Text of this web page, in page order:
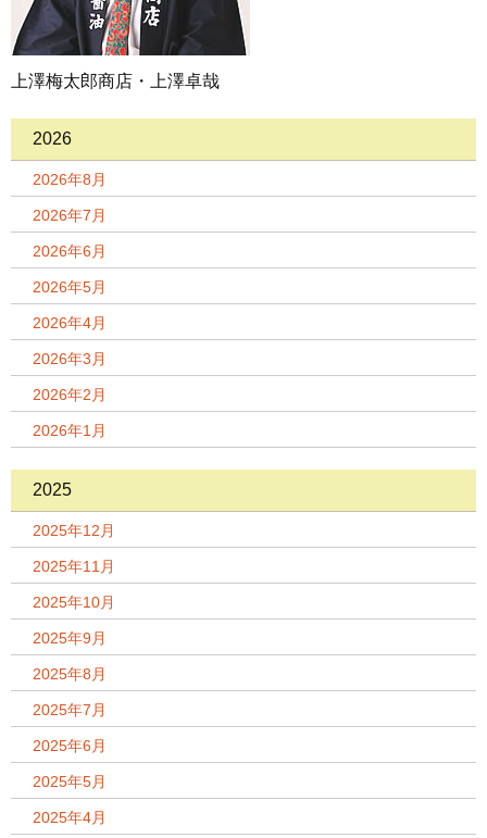
上澤梅太郎商店・上澤卓哉
2026
2026年8月
2026年7月
2026年6月
2026年5月
2026年4月
2026年3月
2026年2月
2026年1月
2025
2025年12月
2025年11月
2025年10月
2025年9月
2025年8月
2025年7月
2025年6月
2025年5月
2025年4月